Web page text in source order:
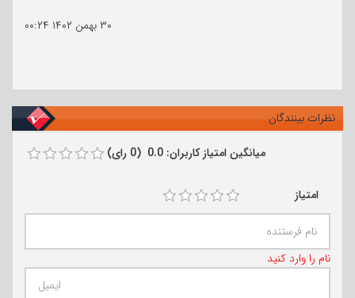
۳۰ بهمن ۱۴۰۲
۰۰:۲۴
نظرات بینندگان
میانگین امتیاز کاربران: 0.0 (0 رای)
امتیاز
نام را وارد کنید